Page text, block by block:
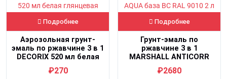
Подробнее
Аэрозольная грунт-
эмаль по ржавчине 3 в 1
DECORIX 520 мл белая
глянцевая
₽270
Подробнее
Грунт-эмаль по
ржавчине 3 в 1
MARSHALL ANTICORR
AQUA база BC RAL 9010 2
л
₽2680